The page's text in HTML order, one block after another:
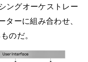
ングオーケストレー
ターに組み合わせ、
のだ。